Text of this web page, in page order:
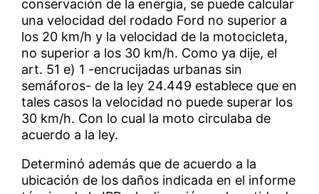
conservación de la energía, se puede calcular
una velocidad del rodado Ford no superior a
los 20 km/h y la velocidad de la motocicleta,
no superior a los 30 km/h. Como ya dije, el
art. 51 e) 1 -encrucijadas urbanas sin
semáforos- de la ley 24.449 establece que en
tales casos la velocidad no puede superar los
30 km/h. Con lo cual la moto circulaba de
acuerdo a la ley.
Determinó además que de acuerdo a la
ubicación de los daños indicada en el informe